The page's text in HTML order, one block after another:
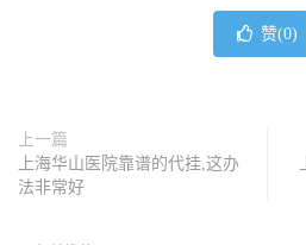
赞(0)
上一篇
上海华山医院靠谱的代挂,这办
法非常好